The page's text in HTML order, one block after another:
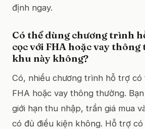
định ngay.
Có thể dùng chương trình
cọc với FHA hoặc vay thông
khu này không?
Có, nhiều chương trình hỗ trợ
FHA hoặc vay thông thường.
giới hạn thu nhập, trần giá mua
có đủ điều kiện không. Hỗ trợ